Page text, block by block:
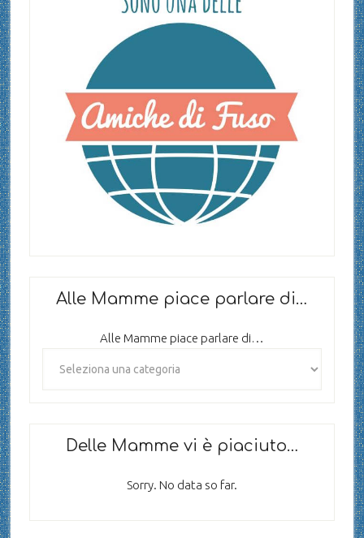
Alle Mamme piace parlare di…
Alle Mamme piace parlare di…
Delle Mamme vi è piaciuto…
Sorry. No data so far.